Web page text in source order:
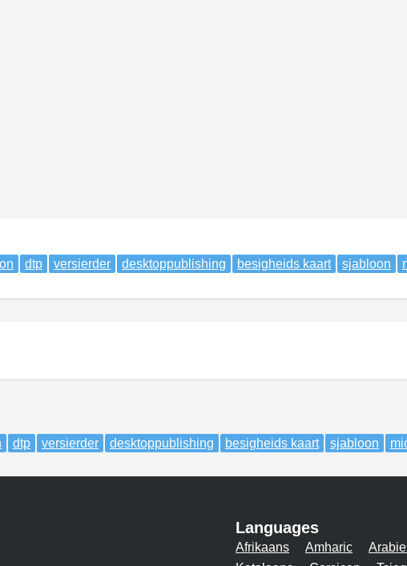
dtp versierder desktoppublishing besigheids kaart sjabloon
dtp versierder desktoppublishing besigheids kaart sjabloon
Languages
Afrikaans Amharic